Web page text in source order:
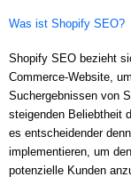
Was ist Shopify SEO?
Shopify SEO bezieht
Commerce-Website,
Suchergebnissen von
steigenden Beliebtheit
es entscheidender
implementieren, um
potenzielle Kunden